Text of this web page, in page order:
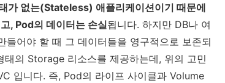
가 없는(Stateless) 애플리케이션이기 때문에
, Pod의 데이터는 손실됩니다. 하지만 DB나 여
어야 할 때 그 데이터들을 영구적으로 보존되
의 Storage 리소스를 제공하는데, 위의 고민
입니다. 즉, Pod의 라이프 사이클과 Volume